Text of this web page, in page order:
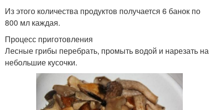
Из этого количества продуктов получается 6 банок по
800 мл каждая.
Процесс приготовления
Лесные грибы перебрать, промыть водой и нарезать на
небольшие кусочки.